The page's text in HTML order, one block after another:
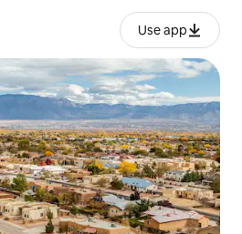
Use app